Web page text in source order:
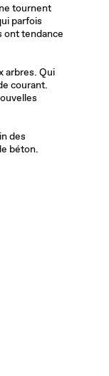
tournent
parfois
ont tendance
arbres. Qui
courant.
des
béton.